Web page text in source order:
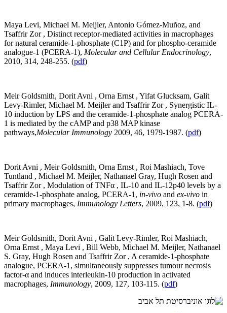
Maya Levi, Michael M. Meijler, Antonio Gómez-Muñoz, and
Tsaffrir Zor , Distinct receptor-mediated activities in macrophages
for natural ceramide-1-phosphate (C1P) and for phospho-ceramide
analogue-1 (PCERA-1), Molecular and Cellular Endocrinology,
2010, 314, 248-255. (pdf)
Meir Goldsmith, Dorit Avni , Orna Ernst , Yifat Glucksam, Galit
Levy-Rimler, Michael M. Meijler and Tsaffrir Zor , Synergistic IL-
10 induction by LPS and the ceramide-1-phosphate analog PCERA-
1 is mediated by the cAMP and p38 MAP kinase
pathways,Molecular Immunology 2009, 46, 1979-1987. (pdf)
Dorit Avni , Meir Goldsmith, Orna Ernst , Roi Mashiach, Tove
Tuntland , Michael M. Meijler, Nathanael Gray, Hugh Rosen and
Tsaffrir Zor , Modulation of TNFα , IL-10 and IL-12p40 levels by a
ceramide-1-phosphate analog, PCERA-1, in-vivo and ex-vivo in
primary macrophages, Immunology Letters, 2009, 123, 1-8. (pdf)
Meir Goldsmith, Dorit Avni , Galit Levy-Rimler, Roi Mashiach,
Orna Ernst , Maya Levi , Bill Webb, Michael M. Meijler, Nathanael
S. Gray, Hugh Rosen and Tsaffrir Zor , A ceramide-1-phosphate
analogue, PCERA-1, simultaneously suppresses tumour necrosis
factor-α and induces interleukin-10 production in activated
macrophages, Immunology, 2009, 127, 103-115. (pdf)